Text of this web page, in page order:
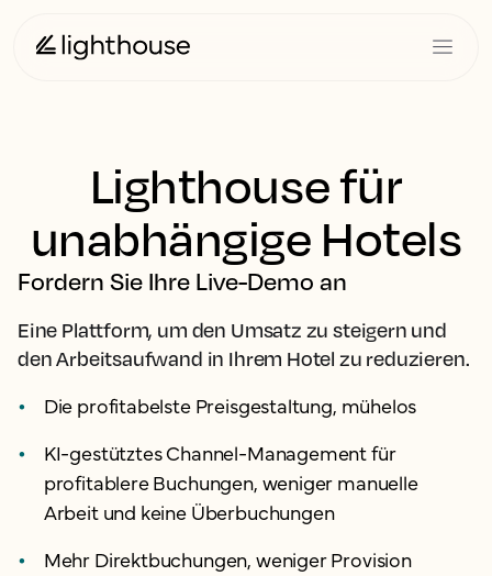
Lighthouse für
unabhängige Hotels
Fordern Sie Ihre Live-Demo an
Eine Plattform, um den Umsatz zu steigern und
den Arbeitsaufwand in Ihrem Hotel zu reduzieren.
Die profitabelste Preisgestaltung, mühelos
KI-gestütztes Channel-Management für
profitablere Buchungen, weniger manuelle
Arbeit und keine Überbuchungen
Mehr Direktbuchungen, weniger Provision